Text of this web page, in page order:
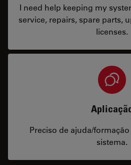
I need help keeping my
service, repairs, spare parts,
licenses.
Preciso de ajuda/
sistema.